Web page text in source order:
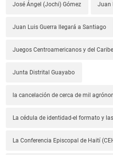
José Ángel (Jochi) Gómez Juan
Juan Luis Guerra llegará a Santiago
Juegos Centroamericanos y del
Junta Distrital Guayabo
la cancelación de cerca de mil
La cédula de identidad-el formato y
La Conferencia Episcopal de Haití